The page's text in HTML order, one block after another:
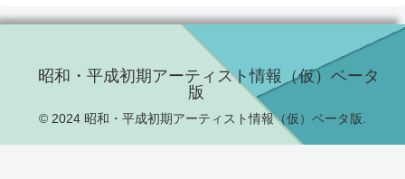
昭和・平成初期アーティスト情報（仮）ベータ
版
© 2024 昭和・平成初期アーティスト情報（仮）ベータ版.